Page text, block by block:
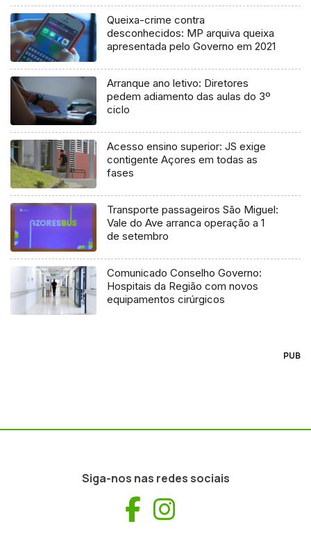
Queixa-crime contra
desconhecidos: MP arquiva queixa
apresentada pelo Governo em 2021
Arranque ano letivo: Diretores
pedem adiamento das aulas do 3º
ciclo
Acesso ensino superior: JS exige
contigente Açores em todas as
fases
Transporte passageiros São Miguel:
Vale do Ave arranca operação a 1
de setembro
Comunicado Conselho Governo:
Hospitais da Região com novos
equipamentos cirúrgicos
PUB
Siga-nos nas redes sociais
Facebook